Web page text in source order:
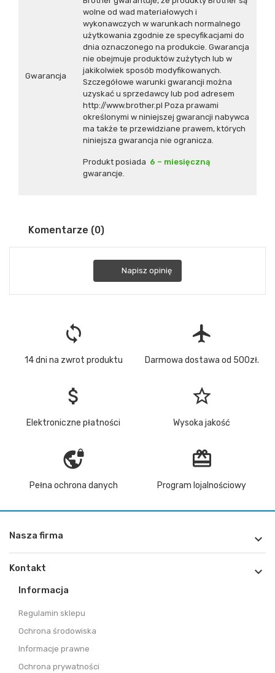
Gwarancja
wolne od wad materiałowych i
wykonawczych w warunkach normalnego
użytkowania zgodnie ze specyfikacjami do
dnia oznaczonego na produkcie. Gwarancja
nie obejmuje produktów zużytych lub w
jakikolwiek sposób modyfikowanych.
Szczegółowe warunki gwarancji można
uzyskać u sprzedawcy lub pod adresem
http://www.brother.pl Poza prawami
określonymi w niniejszej gwarancji nabywca
ma także te przewidziane prawem, których
niniejsza gwarancja nie ogranicza.
Produkt posiada 6 – miesięczną
gwarancje.
Komentarze (0)
Napisz opinię
loop
14 dni na zwrot produktu
flight
Darmowa dostawa od 500zł.
attach_money
Elektroniczne płatności
star_border
Wysoka jakość
vpn_lock
Pełna ochrona danych
redeem
Program lojalnościowy
Nasza firma 
Kontakt 
Informacja
Regulamin sklepu
Ochrona środowiska
Informacje prawne
Ochrona prywatności